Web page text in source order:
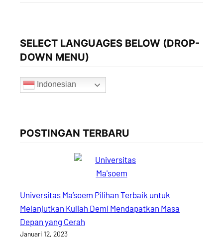
SELECT LANGUAGES BELOW (DROP-
DOWN MENU)
Indonesian
POSTINGAN TERBARU
Universitas Ma’soem Pilihan Terbaik untuk
Melanjutkan Kuliah Demi Mendapatkan Masa
Depan yang Cerah
Januari 12, 2023